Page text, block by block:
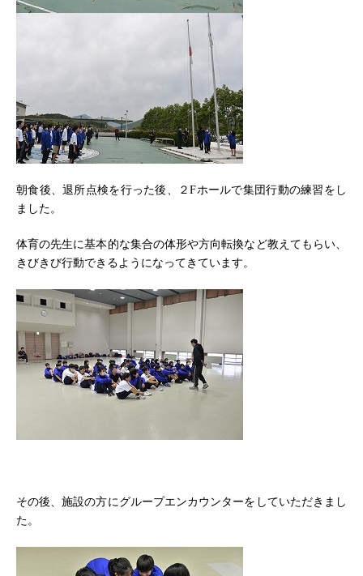
朝食後、退所点検を行った後、２Fホールで集団行動の練習をし
ました。
体育の先生に基本的な集合の体形や方向転換など教えてもらい、
きびきび行動できるようになってきています。
その後、施設の方にグループエンカウンターをしていただきまし
た。